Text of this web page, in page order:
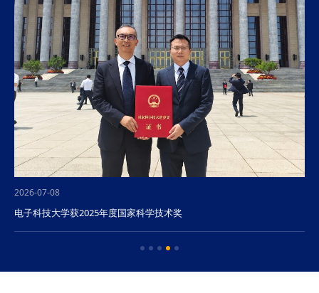
2026-07-08
电子科技大学获2025年度国家科学技术奖